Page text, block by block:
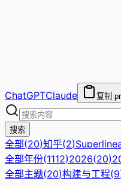
ChatGPTClaude 复制
搜索
全部(20)知乎(2)
全部年份(1112)2026(20)
全部主题(20)构建与工程(9